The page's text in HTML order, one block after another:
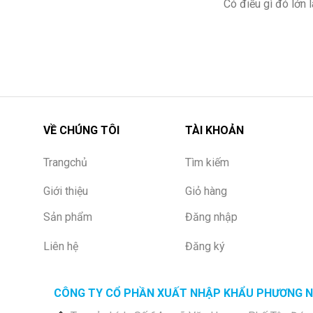
Có điều gì đó lớn
VỀ CHÚNG TÔI
Trangchủ
Giới thiệu
Sản phẩm
Liên hệ
TÀI KHOẢN
Tìm kiếm
Giỏ hàng
Đăng nhập
Đăng ký
CÔNG TY CỔ PHẦN XUẤT NHẬP KHẨU PHƯƠNG